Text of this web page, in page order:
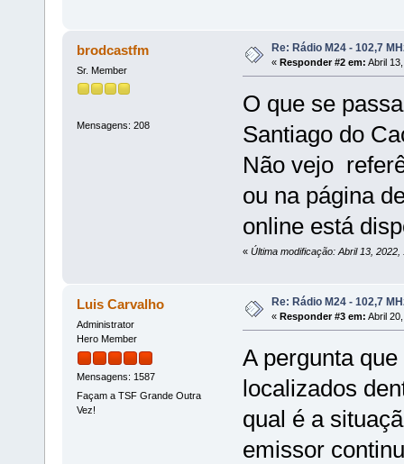
brodcastfm
Sr. Member
Mensagens: 208
Re: Rádio M24 - 102,7
« Responder #2 em: Abril
O que se
Santiago do
Não vejo
ou na página
online está
« Última modificação: Abril 13,
Luis Carvalho
Administrator
Hero Member
Mensagens: 1587
Façam a TSF Grande Outra
Vez!
Re: Rádio M24 - 102,7
« Responder #3 em: Abril
A pergunta
localizados
qual é a
emissor